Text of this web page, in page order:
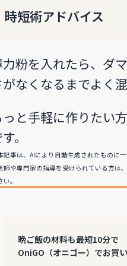
時短術アドバイス
力粉を入れたら、ダ
がなくなるまでよく
っと手軽に作りたい
。
事は、AIにより自動生成されたものに一
や専門家の指導を受けられている方は
い。
晩ご飯の材料も最短10分で
OniGO（オニゴー）でお買